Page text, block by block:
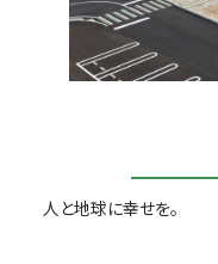
人と地球に幸せを。